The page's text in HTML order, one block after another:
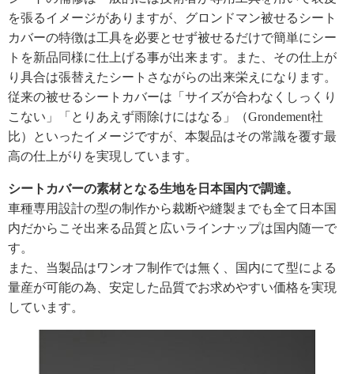
を張るイメージがありますが、グロンドマン被せるシート
カバーの特徴は工具を必要とせず被せるだけで簡単にシー
トを新品同様に仕上げる事が出来ます。また、その仕上が
り具合は張替えたシートさながらの出来栄えになります。
従来の被せるシートカバーは「サイズが合わなくしっくり
こない」「とりあえず雨除けにはなる」（Grondement社
比）といったイメージですが、本製品はその常識を覆す最
高の仕上がりを実現しています。
シートカバーの素材となる生地を日本国内で調達。
車種専用設計の型の制作から裁断や縫製までも全て日本国
内だからこそ出来る品質と広いラインナップは国内随一で
す。
また、当製品はワンオフ制作では無く、国内にて型による
量産が可能の為、安定した品質でお求めやすい価格を実現
しています。